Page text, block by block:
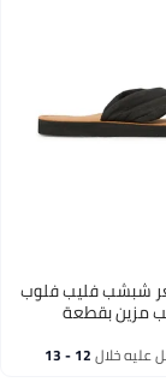
شبشب فليب فلوب
مزين بقطعة
تومي هيلفيغر
عليه خلال 12 - 13